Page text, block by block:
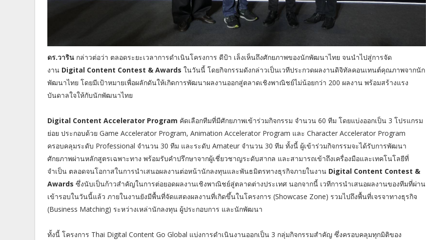
ดร.วาริน กล่าวต่อว่า ตลอดระยะเวลาการดำเนินโครงการ ดีป้า เล็งเห็นถึงศักยภาพของนักพัฒนาไทย จนนำไปสู่การจัด
งาน Digital Content Contest & Awards ในวันนี้ โดยกิจกรรมดังกล่าวเป็นเวทีประกวดผลงานดิจิทัลคอนเทนต์คุณภาพจากนัก
พัฒนาไทย โดยมีเป้าหมายเพื่อผลักดันให้เกิดการพัฒนาผลงานออกสู่ตลาดเชิงพาณิชย์ไม่น้อยกว่า 200 ผลงาน พร้อมสร้างแรง
บันดาลใจให้กับนักพัฒนาไทย
Digital Content Accelerator Program คัดเลือกทีมที่มีศักยภาพเข้าร่วมกิจกรรม จำนวน 60 ทีม โดยแบ่งออกเป็น 3 โปรแกรม
ย่อย ประกอบด้วย Game Accelerator Program, Animation Accelerator Program และ Character Accelerator Program
ครอบคลุมระดับ Professional จำนวน 30 ทีม และระดับ Amateur จำนวน 30 ทีม ทั้งนี้ ผู้เข้าร่วมกิจกรรมจะได้รับการพัฒนา
ศักยภาพผ่านหลักสูตรเฉพาะทาง พร้อมรับคำปรึกษาจากผู้เชี่ยวชาญระดับสากล และสามารถเข้าถึงเครื่องมือและเทคโนโลยีที่
จำเป็น ตลอดจนโอกาสในการนำเสนอผลงานต่อหน้านักลงทุนและพันธมิตรทางธุรกิจภายในงาน Digital Content Contest &
Awards ซึ่งนับเป็นก้าวสำคัญในการต่อยอดผลงานเชิงพาณิชย์สู่ตลาดต่างประเทศ นอกจากนี้ เวทีการนำเสนอผลงานของทีมที่ผ่าน
เข้ารอบในวันนี้แล้ว ภายในงานยังมีพื้นที่จัดแสดงผลงานที่เกิดขึ้นในโครงการ (Showcase Zone) รวมไปถึงพื้นที่เจรจาทางธุรกิจ
(Business Matching) ระหว่างเหล่านักลงทุน ผู้ประกอบการ และนักพัฒนา
ทั้งนี้ โครงการ Thai Digital Content Go Global แบ่งการดำเนินงานออกเป็น 3 กลุ่มกิจกรรมสำคัญ ซึ่งครอบคลุมทุกมิติของ